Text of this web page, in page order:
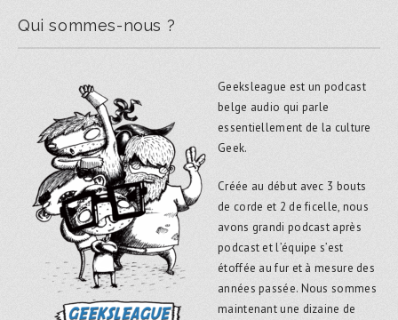
Qui sommes-nous ?
Geeksleague est un podcast
belge audio qui parle
essentiellement de la culture
Geek.
Créée au début avec 3 bouts
de corde et 2 de ficelle, nous
avons grandi podcast après
podcast et l’équipe s’est
étoffée au fur et à mesure des
années passée. Nous sommes
maintenant une dizaine de